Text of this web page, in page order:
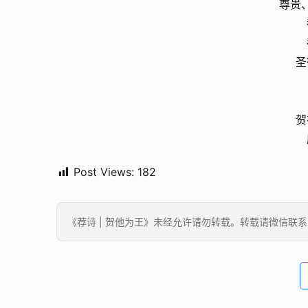
尊贵
Post Views: 182
《荐诗 | 贺他为王》未经允许请勿转载。转载请微信联